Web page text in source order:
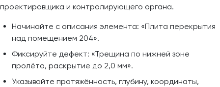
проектировщика и контролирующего органа.
Начинайте с описания элемента: «Плита перекрытия
над помещением 204».
Фиксируйте дефект: «Трещина по нижней зоне
пролёта, раскрытие до 2,0 мм».
Указывайте протяжённость, глубину, координаты,